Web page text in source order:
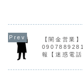
きます。貸金業登
録もなく、信用情
報がありません。
取り立て時は攻撃
的な言葉遣いにな
り、嫌がらせを始
登録
情報
ん
攻
を
【闇金営業】
報【迷惑電話